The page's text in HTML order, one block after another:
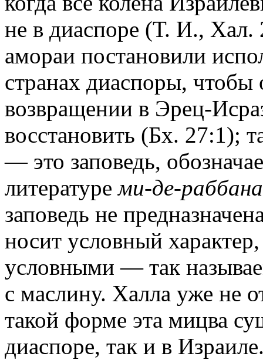
не в диаспоре (Т. И., Хал.
амораи постановили
странах диаспоры, чтобы
возвращении в Эрец-
восстановить (Бх. 27:1);
— это заповедь,
литературеми-де-
заповедь не
носит условный
условными — так
с маслину. Халла уже не
такой форме эта мицва
диаспоре, так и в